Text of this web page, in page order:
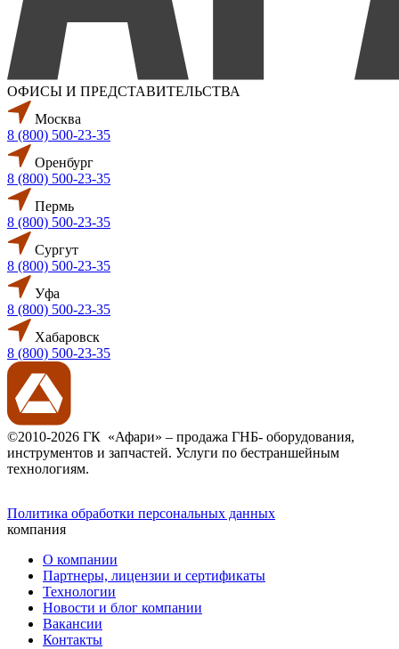
ОФИСЫ И ПРЕДСТАВИТЕЛЬСТВА
Москва
8 (800) 500-23-35
Оренбург
8 (800) 500-23-35
Пермь
8 (800) 500-23-35
Сургут
8 (800) 500-23-35
Уфа
8 (800) 500-23-35
Хабаровск
8 (800) 500-23-35
©2010-2026 ГК «Афари» – продажа ГНБ- оборудования,
инструментов и запчастей. Услуги по бестраншейным
технологиям.
Политика обработки персональных данных
компания
О компании
Партнеры, лицензии и сертификаты
Технологии
Новости и блог компании
Вакансии
Контакты